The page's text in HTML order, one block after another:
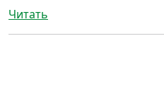
Читать